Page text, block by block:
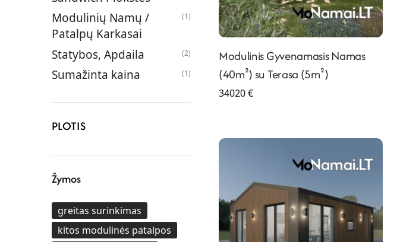
Modulinis Gyvenamasis Namas
(40m²) su Terasa (5m²)
34020€
Modulinių Namų /
Patalpų Karkasai
(1)
Statybos, Apdaila (2)
Sumažinta kaina (1)
PLOTIS
Žymos
greitas surinkimas
kitos modulinės patalpos